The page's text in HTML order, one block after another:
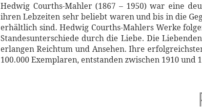
Hedwig Courths-Mahler (1867 – 1950) war eine
ihren Lebzeiten sehr beliebt waren und bis in die
erhältlich sind. Hedwig Courths-Mahlers Werke
Standesunterschiede durch die Liebe. Die
erlangen Reichtum und Ansehen. Ihre
100.000 Exemplaren, entstanden zwischen 1910 und